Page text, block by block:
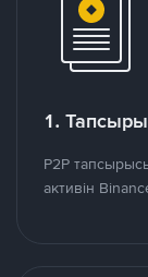
1.
P2P
активін